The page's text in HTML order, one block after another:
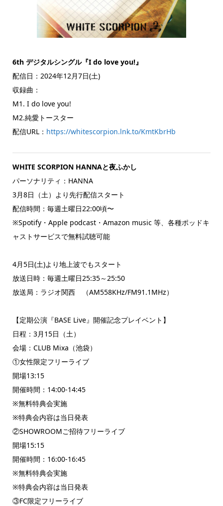
6th デジタルシングル『I do love you!』
配信日：2024年12月7日(土)
収録曲：
M1. I do love you!
M2.純愛トースター
配信URL： https://whitescorpion.lnk.to/KmtKbrHb
WHITE SCORPION HANNAと夜ふかし
パーソナリティ：HANNA
3月8日（土）より先行配信スタート
配信時間：毎週土曜日22:00頃〜
※Spotify・Apple podcast・Amazon music 等、各種ポッドキ
ャストサービスで無料試聴可能
4月5日(土)より地上波でもスタート
放送日時：毎週土曜日25:35～25:50
放送局：ラジオ関西 （AM558KHz/FM91.1MHz）
【定期公演『BASE Live』開催記念プレイベント】
日程：3月15日（土）
会場：CLUB Mixa（池袋）
①女性限定フリーライブ
開場13:15
開催時間：14:00-14:45
※無料特典会実施
※特典会内容は当日発表
②SHOWROOMご招待フリーライブ
開場15:15
開催時間：16:00-16:45
※無料特典会実施
※特典会内容は当日発表
③FC限定フリーライブ